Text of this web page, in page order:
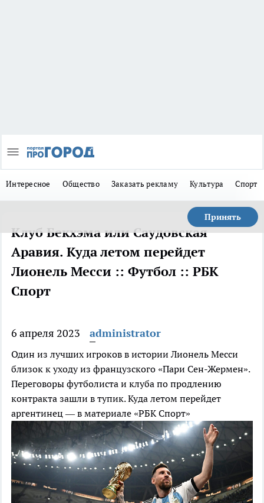
Интересное Общество Заказать рекламу Культура Спорт
Принять
Клуб Бекхэма или Саудовская
Аравия. Куда летом перейдет
Лионель Месси :: Футбол :: РБК
Спорт
6 апреля 2023 administrator
Один из лучших игроков в истории Лионель Месси
близок к уходу из французского «Пари Сен-Жермен».
Переговоры футболиста и клуба по продлению
контракта зашли в тупик. Куда летом перейдет
аргентинец — в материале «РБК Спорт»